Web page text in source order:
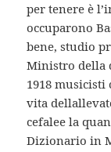
per tenere è
occuparono
bene, studio
Ministro della
1918 musicisti
vita
cefalee la
Dizionario in